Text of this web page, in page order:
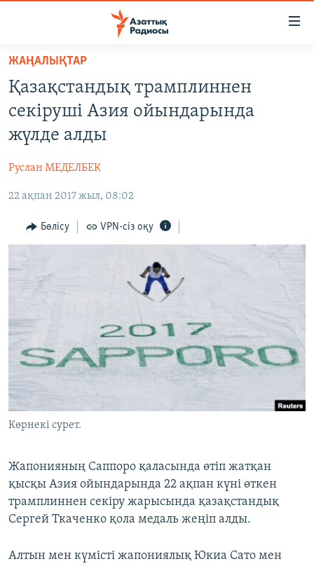
Skip
main
content
to
main
Navigation
Skip
Search
САЯСАТ
AZATTYQTV
АДАМ ҚҰҚЫҚТАРЫ
ӘЛЕУМЕТ
ӘЛЕМ
Басқа тілдерде
ЖАҢАЛЫҚТАР
Қазақстандық трамплиннен
секіруші Азия ойындарында
жүлде алды
Руслан МЕДЕЛБЕК
22 ақпан 2017 жыл, 08:02
Бөлісу VPN-сіз оқу
Көрнекі сурет.
Жапонияның Саппоро қаласында өтіп жатқан
қысқы Азия ойындарында 22 ақпан күні өткен
трамплиннен секіру жарысында қазақстандық
Сергей Ткаченко қола медаль жеңіп алды.
Алтын мен күмісті жапониялық Юкиа Сато мен